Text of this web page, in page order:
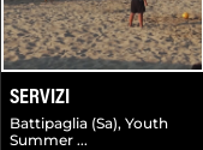
SERVIZI
Battipaglia (Sa), Youth
Summer ...